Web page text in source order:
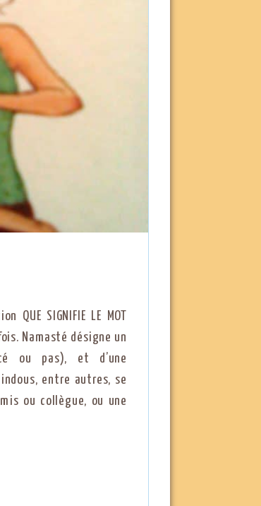
SIGNIFIE LE MOT
Namasté désigne un
ou pas), et d’une
entre autres, se
ou collègue, ou une